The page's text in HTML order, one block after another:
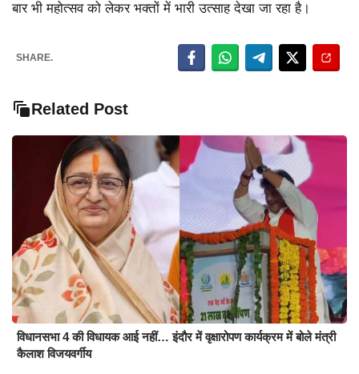
बार भी महोत्सव को लेकर भक्तों में भारी उत्साह देखा जा रहा है।
SHARE.
Related Post
विधानसभा 4 की विधायक आई नहीं… इंदौर में वृक्षारोपण कार्यक्रम में बोले मंत्री
कैलाश विजयवर्गीय